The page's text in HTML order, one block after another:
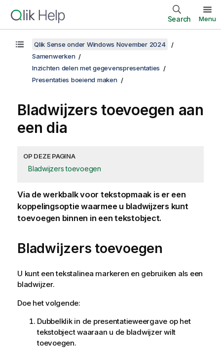
Search Menu
Qlik Sense onder Windows November 2024
Samenwerken
Inzichten delen met gegevenspresentaties
Presentaties boeiend maken
Bladwijzers toevoegen aan
een dia
OP DEZE PAGINA
Bladwijzers toevoegen
Via de werkbalk voor tekstopmaak is er een
koppelingsoptie waarmee u bladwijzers kunt
toevoegen binnen in een tekstobject.
Bladwijzers toevoegen
U kunt een tekstalinea markeren en gebruiken als een
bladwijzer.
Doe het volgende:
Dubbelklik in de presentatieweergave op het
tekstobject waaraan u de bladwijzer wilt
toevoegen.